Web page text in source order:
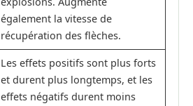
également la vitesse de
récupération des flèches.
Les effets positifs sont plus forts
et durent plus longtemps, et les
effets négatifs durent moins